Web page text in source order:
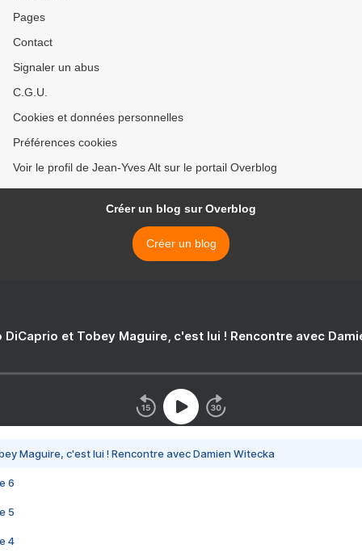
Pages
Contact
Signaler un abus
C.G.U.
Cookies et données personnelles
Préférences cookies
Voir le profil de Jean-Yves Alt sur le portail Overblog
Créer un blog sur Overblog
Créer un blog
DiCaprio et Tobey Maguire, c'est lui ! Rencontre avec
Maguire, c'est lui ! Rencontre avec Damien Witecka
6
5
4